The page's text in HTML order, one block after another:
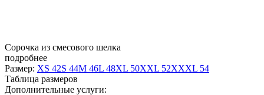
Сорочка из смесового шелка
подробнее
Размер: XS 42S 44M 46L 48XL 50XXL 52XXXL 54
Таблица размеров
Дополнительные услуги: